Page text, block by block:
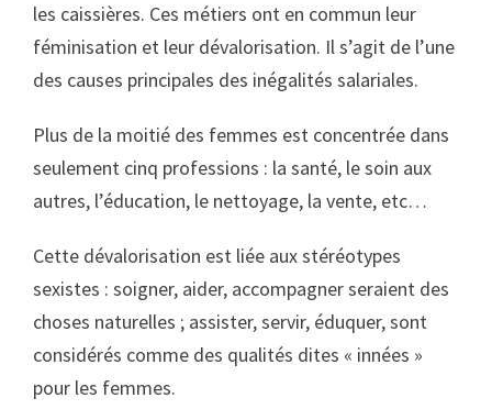
les caissières. Ces métiers ont en commun leur
féminisation et leur dévalorisation. Il s’agit de l’une
des causes principales des inégalités salariales.
Plus de la moitié des femmes est concentrée dans
seulement cinq professions : la santé, le soin aux
autres, l’éducation, le nettoyage, la vente, etc…
Cette dévalorisation est liée aux stéréotypes
sexistes : soigner, aider, accompagner seraient des
choses naturelles ; assister, servir, éduquer, sont
considérés comme des qualités dites « innées »
pour les femmes.